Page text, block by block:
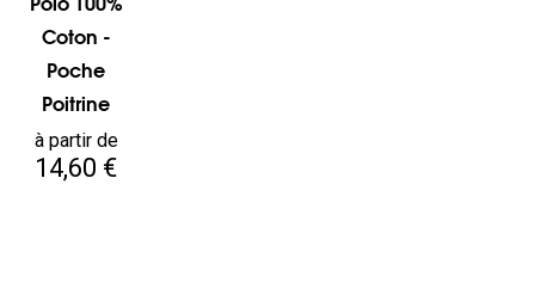
Coton -
Poche
Poitrine
Prix
à partir de
14,60 €